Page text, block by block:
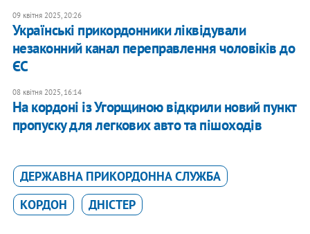
09 квітня 2025, 20:26
Українські прикордонники ліквідували
незаконний канал переправлення чоловіків до
ЄС
08 квітня 2025, 16:14
На кордоні із Угорщиною відкрили новий пункт
пропуску для легкових авто та пішоходів
ДЕРЖАВНА ПРИКОРДОННА СЛУЖБА
КОРДОН
ДНІСТЕР